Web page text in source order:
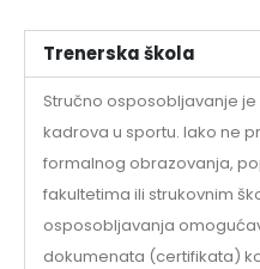
Trenerska škola
Stručno osposobljavanje
kadrova u sportu. Iako ne
formalnog obrazovanja,
fakultetima ili strukovnim
osposobljavanja
dokumenata (certifikata)